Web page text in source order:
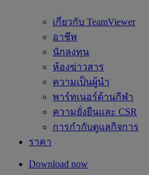
เกี่ยวกับ TeamViewer
อาชีพ
นักลงทุน
ห้องข่าวสาร
ความเป็นผู้นำ
พาร์ทเนอร์ด้านกีฬา
ความยั่งยืนและ CSR
การกำกับดูแลกิจการ
ราคา
Download now